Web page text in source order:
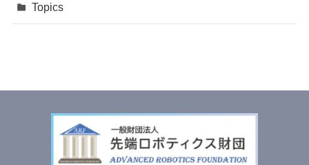
Topics